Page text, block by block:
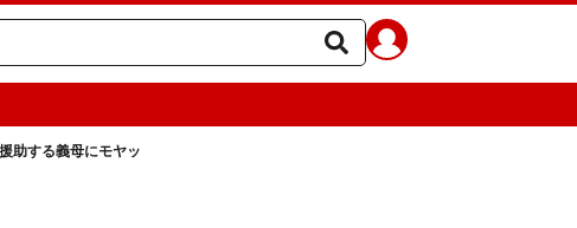
助する義母にモヤッ